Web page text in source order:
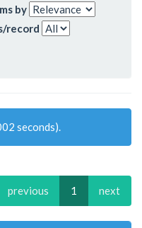
by
record
seconds).
previous 1 next